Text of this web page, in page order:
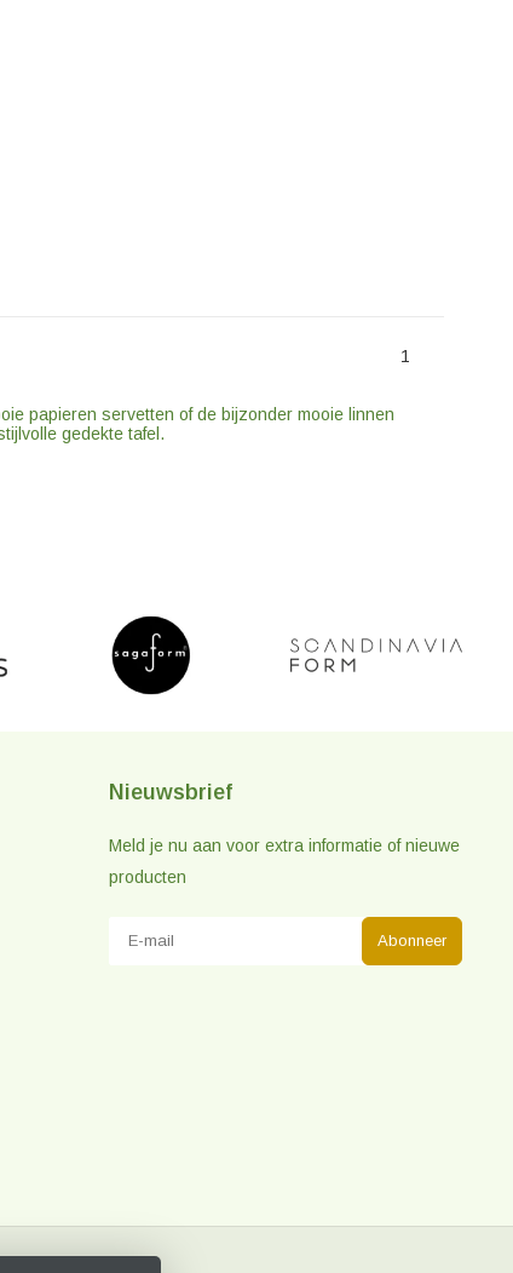
1
papieren servetten of de bijzonder mooie linnen
gedekte tafel.
Nieuwsbrief
Meld je nu aan voor extra informatie of nieuwe
producten
Abonneer